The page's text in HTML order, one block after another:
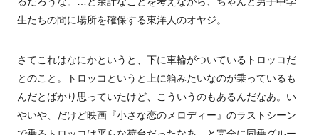
生たちの間に場所を確保する東洋人のオヤジ。
さてこれはなにかというと、下に車輪がついているトロッコだ
とのこと。トロッコというと上に箱みたいなのが乗っているも
んだとばかり思っていたけど、こういうのもあるんだなあ。い
やいや、だけど映画『小さな恋のメロディー 』 のラストシーン